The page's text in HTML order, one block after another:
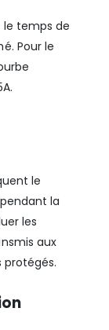
temps de
Pour le
le
la
les
aux